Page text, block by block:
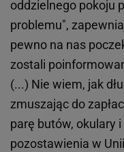
oddzielnego pokoju
problemu",
pewno na nas
zostali
(...) Nie wiem, jak
zmuszając do
parę butów, okulary
pozostawienia w